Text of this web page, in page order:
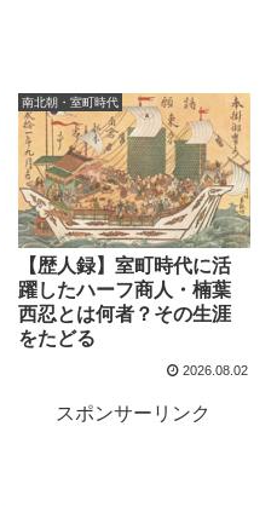
南北朝・室町時代
【歴人録】室町時代に活
躍したハーフ商人・楠葉
西忍とは何者？その生涯
をたどる
2026.08.02
スポンサーリンク